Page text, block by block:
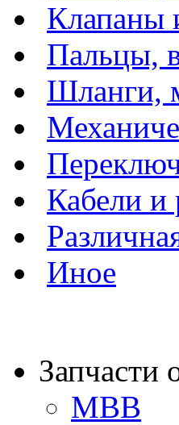
Клапаны
Пальцы,
Шланги,
Кабели и
Иное
Запчасти
MBB